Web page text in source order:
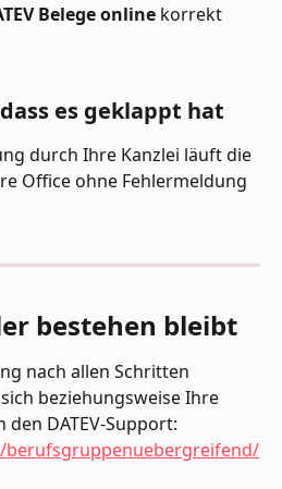
Belege online korrekt
es geklappt hat
durch Ihre Kanzlei läuft die
Office ohne Fehlermeldung
bestehen bleibt
nach allen Schritten
beziehungsweise Ihre
DATEV-Support:
berufsgruppenuebergreifend/